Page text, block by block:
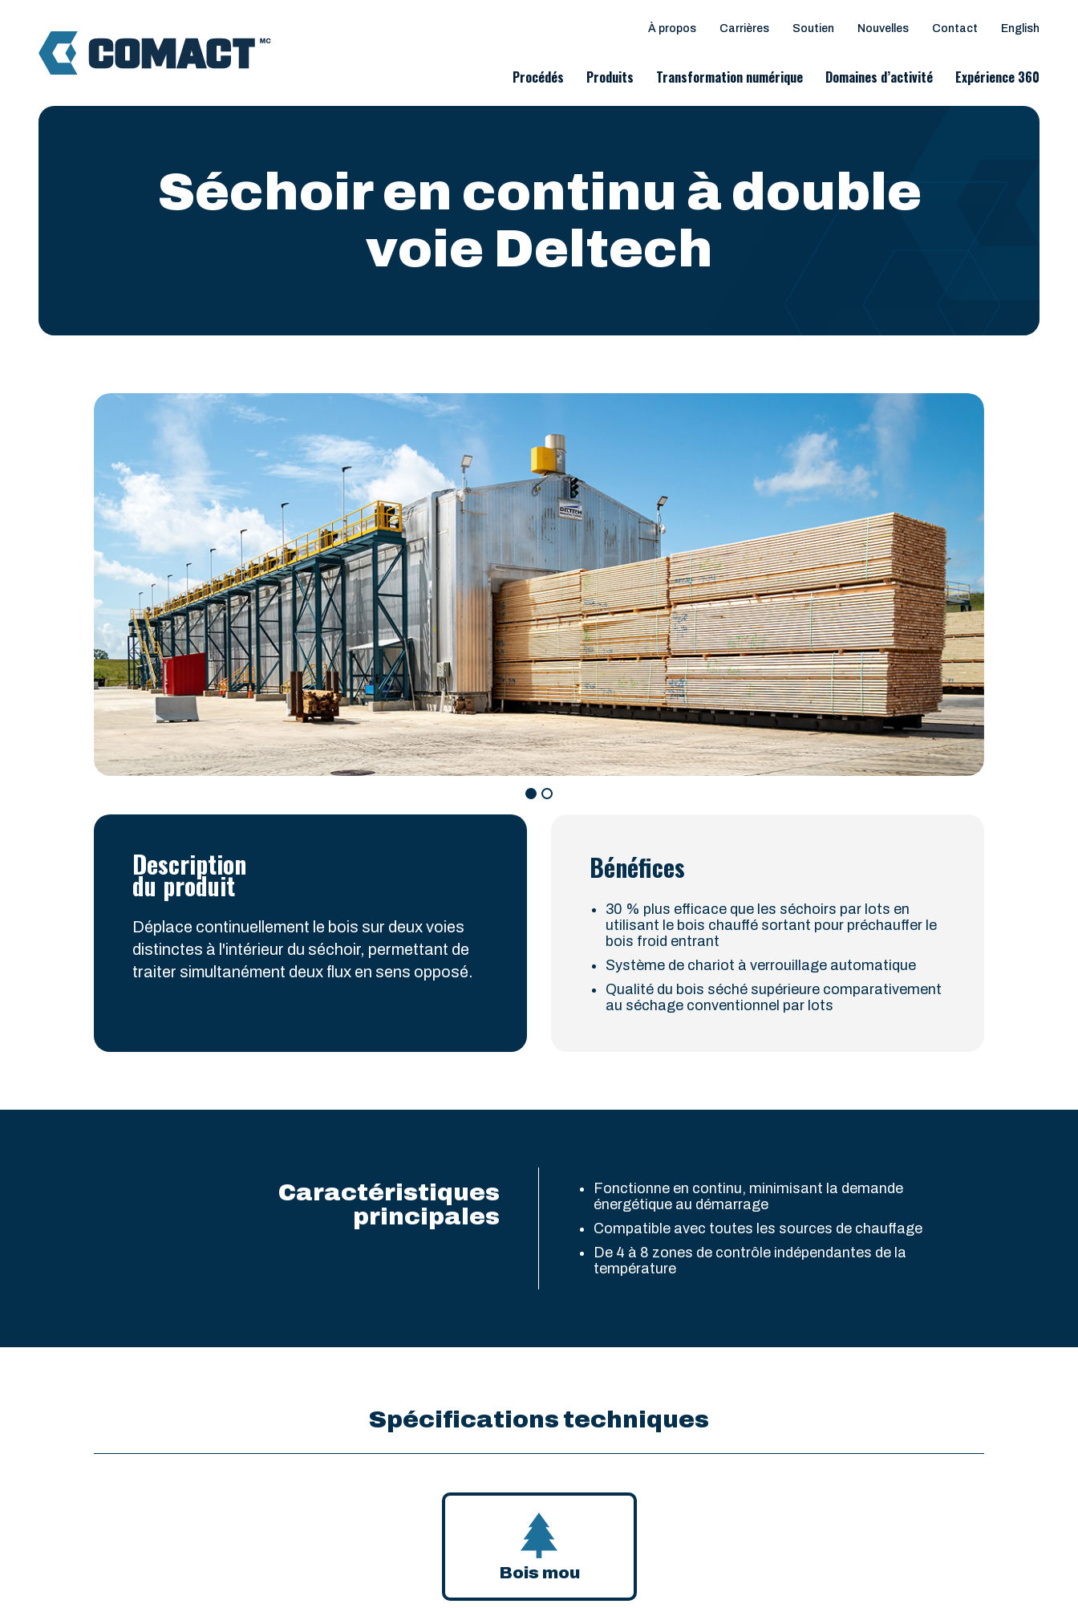
À propos Carrières Soutien Nouvelles Contact English
Procédés Produits Transformation numérique Domaines d’activité Expérience 360
Séchoir en continu à double
voie Deltech
Description
du produit
Déplace continuellement le bois sur deux voies
distinctes à l'intérieur du séchoir, permettant de
traiter simultanément deux flux en sens opposé.
Bénéfices
30 % plus efficace que les séchoirs par lots en
utilisant le bois chauffé sortant pour préchauffer le
bois froid entrant
Système de chariot à verrouillage automatique
Qualité du bois séché supérieure comparativement
au séchage conventionnel par lots
Caractéristiques
principales
Fonctionne en continu, minimisant la demande
énergétique au démarrage
Compatible avec toutes les sources de chauffage
De 4 à 8 zones de contrôle indépendantes de la
température
Spécifications techniques
Bois mou